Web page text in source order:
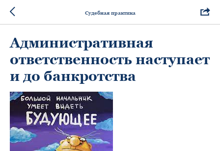
Судебная практика
Административная
ответственность наступает
и до банкротства